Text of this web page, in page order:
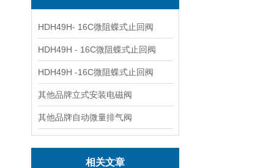
HDH49H- 16C微阻蝶式止回阀
HDH49H - 16C微阻蝶式止回阀
HDH49H -16C微阻蝶式止回阀
其他品牌立式安装电磁阀
其他品牌自动微量排气阀
相关文章